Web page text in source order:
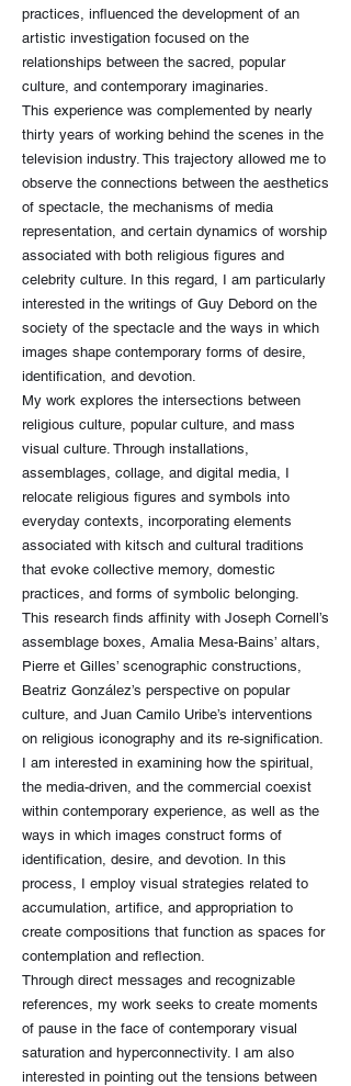
practices, influenced the development of an
artistic investigation focused on the
relationships between the sacred, popular
culture, and contemporary imaginaries.
This experience was complemented by nearly
thirty years of working behind the scenes in the
television industry. This trajectory allowed me to
observe the connections between the aesthetics
of spectacle, the mechanisms of media
representation, and certain dynamics of worship
associated with both religious figures and
celebrity culture. In this regard, I am particularly
interested in the writings of Guy Debord on the
society of the spectacle and the ways in which
images shape contemporary forms of desire,
identification, and devotion.
My work explores the intersections between
religious culture, popular culture, and mass
visual culture. Through installations,
assemblages, collage, and digital media, I
relocate religious figures and symbols into
everyday contexts, incorporating elements
associated with kitsch and cultural traditions
that evoke collective memory, domestic
practices, and forms of symbolic belonging.
This research finds affinity with Joseph Cornell’s
assemblage boxes, Amalia Mesa-Bains’ altars,
Pierre et Gilles’ scenographic constructions,
Beatriz González’s perspective on popular
culture, and Juan Camilo Uribe’s interventions
on religious iconography and its re-signification.
I am interested in examining how the spiritual,
the media-driven, and the commercial coexist
within contemporary experience, as well as the
ways in which images construct forms of
identification, desire, and devotion. In this
process, I employ visual strategies related to
accumulation, artifice, and appropriation to
create compositions that function as spaces for
contemplation and reflection.
Through direct messages and recognizable
references, my work seeks to create moments
of pause in the face of contemporary visual
saturation and hyperconnectivity. I am also
interested in pointing out the tensions between